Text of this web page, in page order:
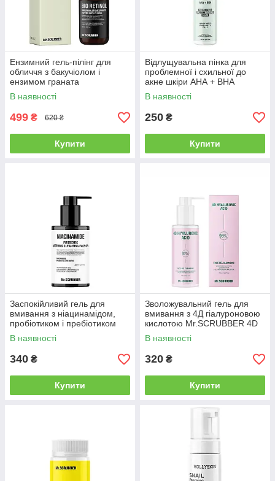
Ензимний гель-пілінг для
обличчя з бакучіолом і
ензимом граната
Mr.SCRUBBER Bio Retinol,
100 мл (1116)
В наявності
499 ₴ 620 ₴
Купити
Відлущувальна пінка для
проблемної і схильної до
акне шкіри АНА + ВНА
Mr.SCRUBBER, 150 мл (1393)
В наявності
250 ₴
Купити
Заспокійливий гель для
вмивання з ніацинамідом,
пробіотиком і пребіотиком
Mr.SCRUBBER Niacinamide,
200 мл (1701)
В наявності
340 ₴
Купити
Зволожувальний гель для
вмивання з 4Д гіалуроновою
кислотою Mr.SCRUBBER 4D
Hyaluronic Acid, 150 мл
(1762)
В наявності
320 ₴
Купити